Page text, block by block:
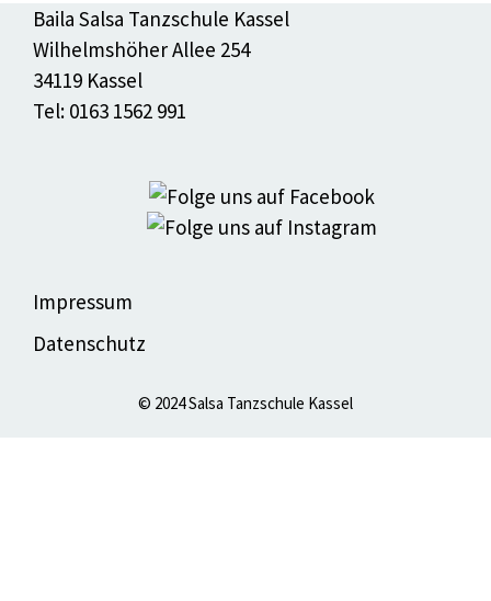
Baila Salsa Tanzschule Kassel
Wilhelmshöher Allee 254
34119 Kassel
Tel: 0163 1562 991
Impressum
Datenschutz
© 2024 Salsa Tanzschule Kassel